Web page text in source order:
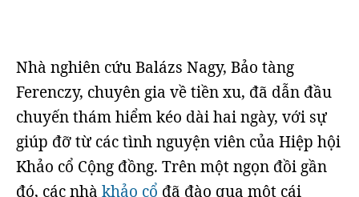
Nhà nghiên cứu Balázs Nagy, Bảo tàng
Ferenczy, chuyên gia về tiền xu, đã dẫn đầu
chuyến thám hiểm kéo dài hai ngày, với sự
giúp đỡ từ các tình nguyện viên của Hiệp hội
Khảo cổ Cộng đồng. Trên một ngọn đồi gần
đó, các nhà khảo cổ đã đào qua một cái